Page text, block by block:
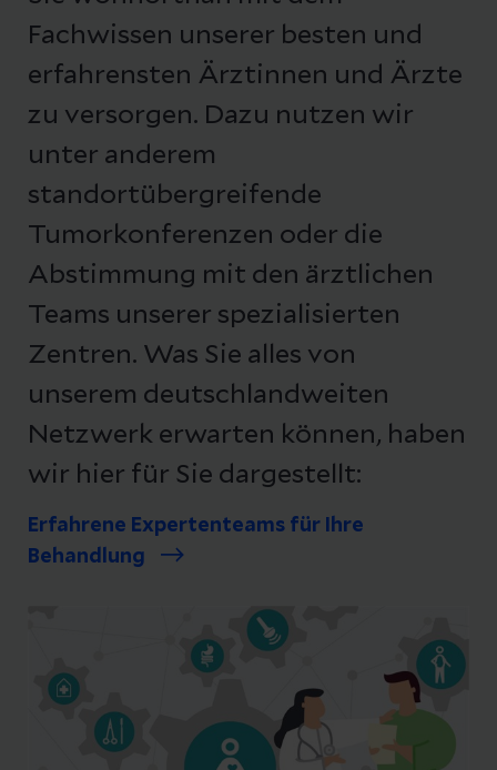
Fachwissen unserer besten und
erfahrensten Ärztinnen und Ärzte
zu versorgen. Dazu nutzen wir
unter anderem
standortübergreifende
Tumorkonferenzen oder die
Abstimmung mit den ärztlichen
Teams unserer spezialisierten
Zentren. Was Sie alles von
unserem deutschlandweiten
Netzwerk erwarten können, haben
wir hier für Sie dargestellt:
Erfahrene Expertenteams für Ihre
Behandlung